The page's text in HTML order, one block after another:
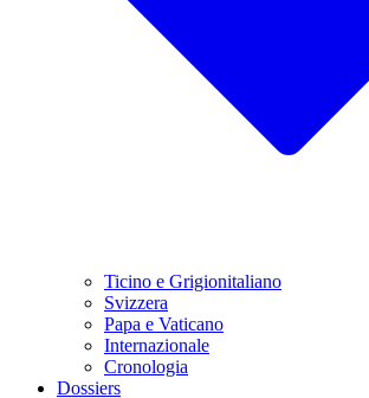
Ticino e Grigionitaliano
Svizzera
Papa e Vaticano
Internazionale
Cronologia
Dossiers